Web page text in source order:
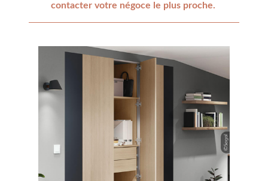
contacter votre négoce le plus proche.